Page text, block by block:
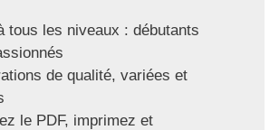
tous les niveaux : débutants
de qualité, variées et
le PDF, imprimez et